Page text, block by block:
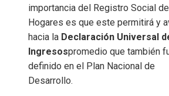
importancia del Registro Social
Hogares es que este permitirá y
hacia la Declaración Universal
Ingresospromedio que también
definido en el Plan Nacional de
Desarrollo.